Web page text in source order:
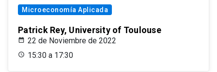
Microeconomía Aplicada
Patrick Rey, University of Toulouse
22 de Noviembre de 2022
15:30 a 17:30